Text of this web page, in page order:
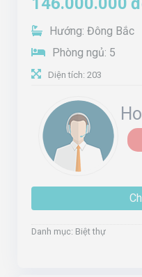
Hướng: Đông Bắc
Phòng ngủ: 5
Diện tích: 203
Danh mục: Biệt thự